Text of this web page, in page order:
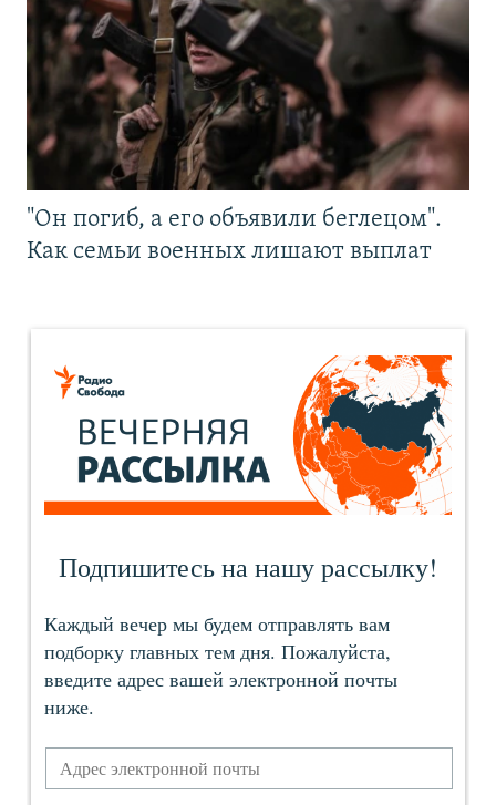
"Он погиб, а его объявили беглецом".
Как семьи военных лишают выплат